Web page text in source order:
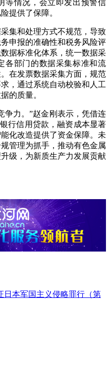
等情况，会立即发出预警信
提供了保障。
和处理方式不规范，导致
申报的准确性和税务风险评
据标准化体系，统一数据采
各部门的数据采集标准和流
在发票数据采集方面，规范
，通过系统自动校验和人工
的质量。
力。”赵金刚表示，凭借连
行信用贷款，融资成本显著
化改造提供了资金保障。未
管理为抓手，推动有色金属
级，为新质生产力发展贡献
日本军国主义侵略罪行（第